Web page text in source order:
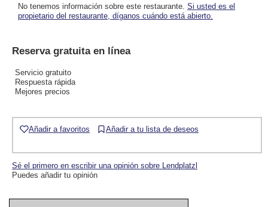
No tenemos información sobre este restaurante. Si usted es el
propietario del restaurante, díganos cuándo está abierto.
Reserva gratuita en línea
Servicio gratuito
Respuesta rápida
Mejores precios
Añadir a favoritos Añadir a tu lista de deseos
Sé el primero en escribir una opinión sobre Lendplatzl
Puedes añadir tu opinión